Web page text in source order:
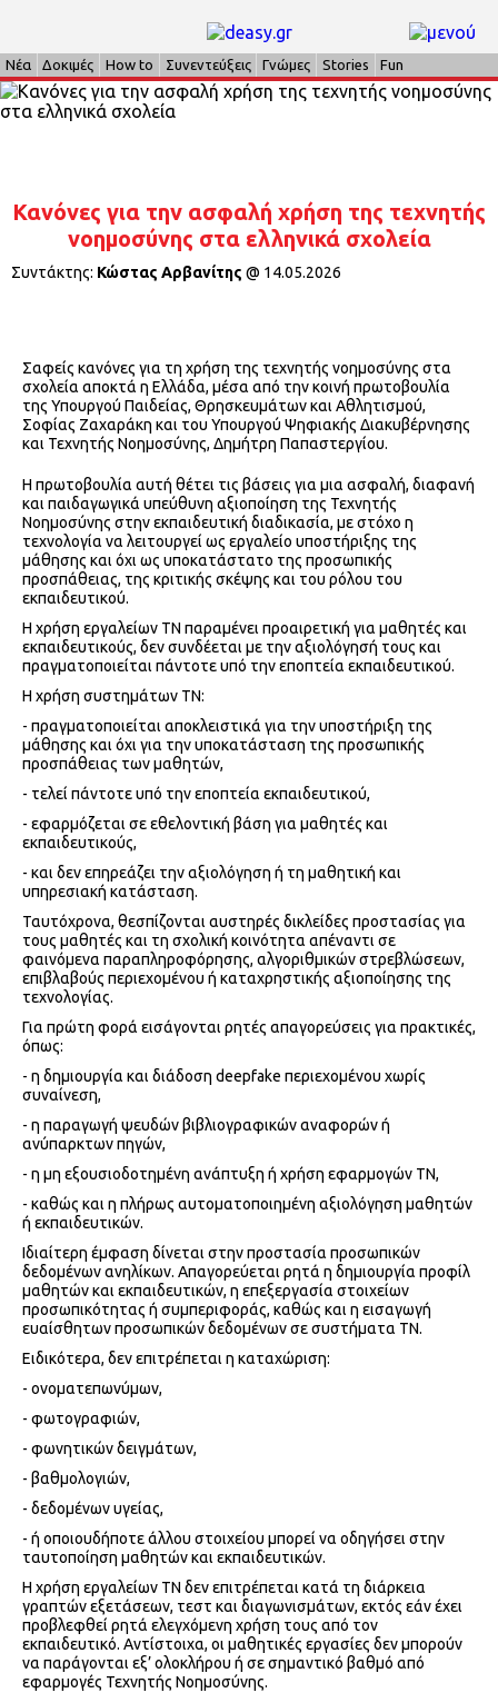
Νέα Δοκιμές How to Συνεντεύξεις Γνώμες Stories Fun
Κανόνες για την ασφαλή χρήση της τεχνητής
νοημοσύνης στα ελληνικά σχολεία
Συντάκτης: Κώστας Αρβανίτης @ 14.05.2026
Σαφείς κανόνες για τη χρήση της τεχνητής νοημοσύνης στα
σχολεία αποκτά η Ελλάδα, μέσα από την κοινή πρωτοβουλία
της Υπουργού Παιδείας, Θρησκευμάτων και Αθλητισμού,
Σοφίας Ζαχαράκη και του Υπουργού Ψηφιακής Διακυβέρνησης
και Τεχνητής Νοημοσύνης, Δημήτρη Παπαστεργίου.
Η πρωτοβουλία αυτή θέτει τις βάσεις για μια ασφαλή, διαφανή
και παιδαγωγικά υπεύθυνη αξιοποίηση της Τεχνητής
Νοημοσύνης στην εκπαιδευτική διαδικασία, με στόχο η
τεχνολογία να λειτουργεί ως εργαλείο υποστήριξης της
μάθησης και όχι ως υποκατάστατο της προσωπικής
προσπάθειας, της κριτικής σκέψης και του ρόλου του
εκπαιδευτικού.
Η χρήση εργαλείων ΤΝ παραμένει προαιρετική για μαθητές και
εκπαιδευτικούς, δεν συνδέεται με την αξιολόγησή τους και
πραγματοποιείται πάντοτε υπό την εποπτεία εκπαιδευτικού.
Η χρήση συστημάτων ΤΝ:
- πραγματοποιείται αποκλειστικά για την υποστήριξη της
μάθησης και όχι για την υποκατάσταση της προσωπικής
προσπάθειας των μαθητών,
- τελεί πάντοτε υπό την εποπτεία εκπαιδευτικού,
- εφαρμόζεται σε εθελοντική βάση για μαθητές και
εκπαιδευτικούς,
- και δεν επηρεάζει την αξιολόγηση ή τη μαθητική και
υπηρεσιακή κατάσταση.
Ταυτόχρονα, θεσπίζονται αυστηρές δικλείδες προστασίας για
τους μαθητές και τη σχολική κοινότητα απέναντι σε
φαινόμενα παραπληροφόρησης, αλγοριθμικών στρεβλώσεων,
επιβλαβούς περιεχομένου ή καταχρηστικής αξιοποίησης της
τεχνολογίας.
Για πρώτη φορά εισάγονται ρητές απαγορεύσεις για πρακτικές,
όπως:
- η δημιουργία και διάδοση deepfake περιεχομένου χωρίς
συναίνεση,
- η παραγωγή ψευδών βιβλιογραφικών αναφορών ή
ανύπαρκτων πηγών,
- η μη εξουσιοδοτημένη ανάπτυξη ή χρήση εφαρμογών ΤΝ,
- καθώς και η πλήρως αυτοματοποιημένη αξιολόγηση μαθητών
ή εκπαιδευτικών.
Ιδιαίτερη έμφαση δίνεται στην προστασία προσωπικών
δεδομένων ανηλίκων. Απαγορεύεται ρητά η δημιουργία προφίλ
μαθητών και εκπαιδευτικών, η επεξεργασία στοιχείων
προσωπικότητας ή συμπεριφοράς, καθώς και η εισαγωγή
ευαίσθητων προσωπικών δεδομένων σε συστήματα ΤΝ.
Ειδικότερα, δεν επιτρέπεται η καταχώριση:
- ονοματεπωνύμων,
- φωτογραφιών,
- φωνητικών δειγμάτων,
- βαθμολογιών,
- δεδομένων υγείας,
- ή οποιουδήποτε άλλου στοιχείου μπορεί να οδηγήσει στην
ταυτοποίηση μαθητών και εκπαιδευτικών.
Η χρήση εργαλείων ΤΝ δεν επιτρέπεται κατά τη διάρκεια
γραπτών εξετάσεων, τεστ και διαγωνισμάτων, εκτός εάν έχει
προβλεφθεί ρητά ελεγχόμενη χρήση τους από τον
εκπαιδευτικό. Αντίστοιχα, οι μαθητικές εργασίες δεν μπορούν
να παράγονται εξ’ ολοκλήρου ή σε σημαντικό βαθμό από
εφαρμογές Τεχνητής Νοημοσύνης.